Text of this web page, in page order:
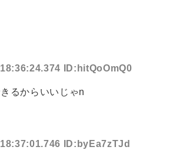
ID:hitQoOmQ0
るからいいじゃn
ID:byEa7zTJd